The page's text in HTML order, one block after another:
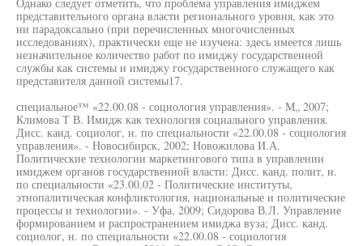
представительного органа власти регионального уровня, как это
ни парадоксально (при перечисленных многочисленных
исследованиях), практически еще не изучена: здесь имеется лишь
незначительное количество работ по имиджу государственной
службы как системы и имиджу государственного служащего как
представителя данной системы17.
специальное™ «22.00.08 - социология управления». - М„ 2007;
Климова Т В. Имидж как технология социального управления.
Дисс. канд. социолог, н. по специальности «22.00.08 - социология
управления». - Новосибирск, 2002; Новожилова И.А.
Политические технологии маркетингового типа в управлении
имиджем органов государственной власти: Дисс. канд. полит, н.
по специальности «23.00.02 - Политические институты,
этнопалитическая конфликтология, национальные и политические
процессы и технологии». - Уфа, 2009; Сидорова В.Л. Управление
формированием и распространением имиджа вуза; Дисс. канд.
социолог, н. по специальности «22.00.08 - социология